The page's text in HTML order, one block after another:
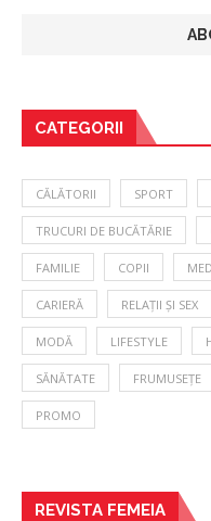
CATEGORII
CĂLĂTORII SPORT
TRUCURI DE BUCĂTĂRIE
FAMILIE COPII
CARIERĂ RELAȚII ȘI SEX
MODĂ LIFESTYLE
SĂNĂTATE FRUMUSEȚE
PROMO
REVISTA FEMEIA